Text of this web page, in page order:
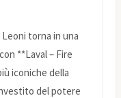
torna in una
**Laval – Fire
iconiche della
del potere